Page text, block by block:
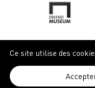
Ce site utilise des